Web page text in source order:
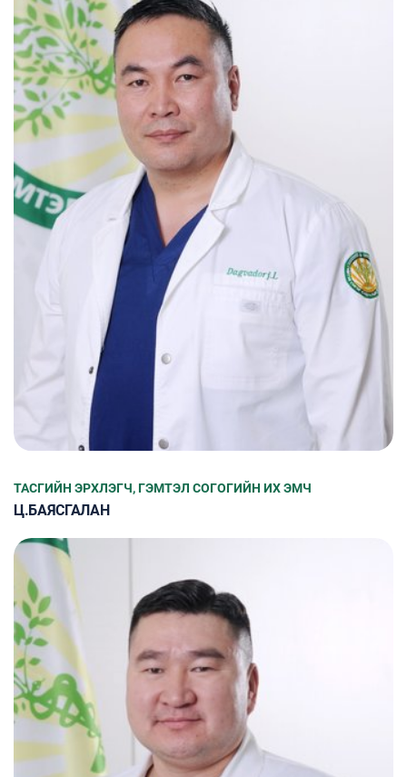
ТАСГИЙН ЭРХЛЭГЧ, ГЭМТЭЛ СОГОГИЙН ИХ ЭМЧ
Ц.БАЯСГАЛАН